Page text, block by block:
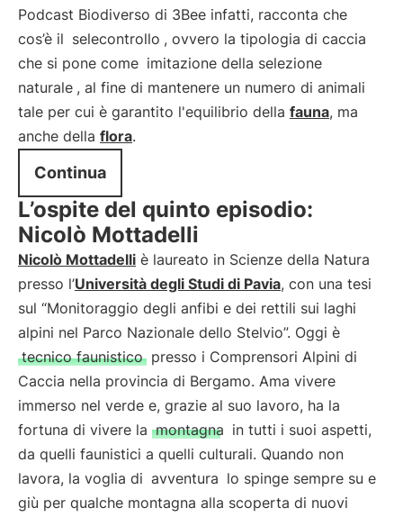
Podcast Biodiverso di 3Bee infatti, racconta che
cos’è il selecontrollo , ovvero la tipologia di caccia
che si pone come imitazione della selezione
naturale , al fine di mantenere un numero di animali
tale per cui è garantito l'equilibrio della fauna, ma
anche della flora.
Continua
L’ospite del quinto episodio:
Nicolò Mottadelli
Nicolò Mottadelli è laureato in Scienze della Natura
presso l’Università degli Studi di Pavia, con una tesi
sul “Monitoraggio degli anfibi e dei rettili sui laghi
alpini nel Parco Nazionale dello Stelvio”. Oggi è
tecnico faunistico presso i Comprensori Alpini di
Caccia nella provincia di Bergamo. Ama vivere
immerso nel verde e, grazie al suo lavoro, ha la
fortuna di vivere la montagna in tutti i suoi aspetti,
da quelli faunistici a quelli culturali. Quando non
lavora, la voglia di avventura lo spinge sempre su e
giù per qualche montagna alla scoperta di nuovi